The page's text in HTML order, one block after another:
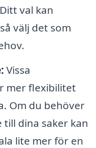
val kan
välj det som
Vissa
mer flexibilitet
Om du behöver
dina saker kan
lite mer för en